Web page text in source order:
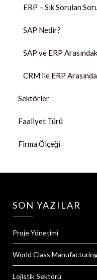
ERP – Sık Sorulan
SAP Nedir?
SAP ve ERP
CRM ile ERP
Sektörler
Faaliyet Türü
Firma Ölçeği
SON YAZILAR
Proje Yönetimi
World Class
Lojistik Sektörü